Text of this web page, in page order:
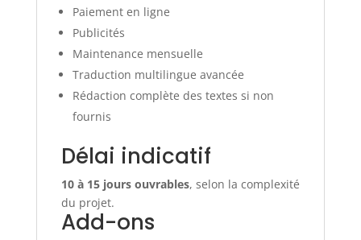
Paiement en ligne
Publicités
Maintenance mensuelle
Traduction multilingue avancée
Rédaction complète des textes si non
fournis
Délai indicatif
10 à 15 jours ouvrables, selon la complexité
du projet.
Add-ons